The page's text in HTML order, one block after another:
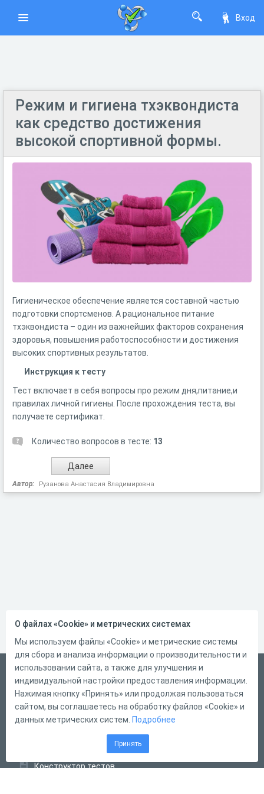
Вход
Режим и гигиена тхэквондиста
как средство достижения
высокой спортивной формы.
Гигиеническое обеспечение является составной частью
подготовки спортсменов. А рациональное питание
тхэквондиста – один из важнейших факторов сохранения
здоровья, повышения работоспособности и достижения
высоких спортивных результатов.
Инструкция к тесту
Тест включает в себя вопросы про режим дня,питание,и
правилах личной гигиены. После прохождения теста, вы
получаете сертификат.
Количество вопросов в тесте: 13
Автор: Рузанова Анастасия Владимировна
Русский
Справка
Форма обратной связи
Конструктор тестов
О файлах «Cookie» и метрических системах
Мы используем файлы «Cookie» и метрические системы
для сбора и анализа информации о производительности и
использовании сайта, а также для улучшения и
индивидуальной настройки предоставления информации.
Нажимая кнопку «Принять» или продолжая пользоваться
сайтом, вы соглашаетесь на обработку файлов «Cookie» и
данных метрических систем. Подробнее
Принять